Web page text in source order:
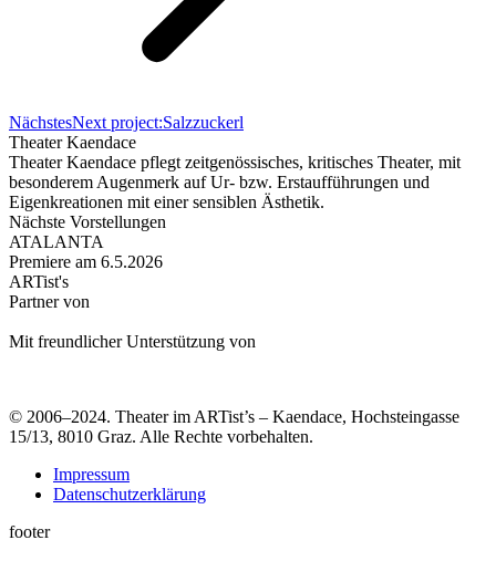
NächstesNext project:Salzzuckerl
Theater Kaendace
Theater Kaendace pflegt zeitgenössisches, kritisches Theater, mit
besonderem Augenmerk auf Ur- bzw. Erstaufführungen und
Eigenkreationen mit einer sensiblen Ästhetik.
Nächste Vorstellungen
ATALANTA
Premiere am 6.5.2026
ARTist's
Partner von
Mit freundlicher Unterstützung von
© 2006–2024. Theater im ARTist’s – Kaendace, Hochsteingasse
15/13, 8010 Graz. Alle Rechte vorbehalten.
Impressum
Datenschutzerklärung
footer